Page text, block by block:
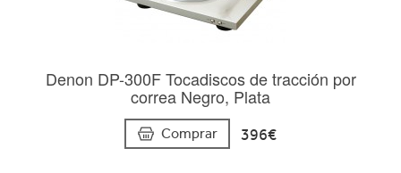
Denon DP-300F Tocadiscos de tracción por
correa Negro, Plata
Comprar 396€